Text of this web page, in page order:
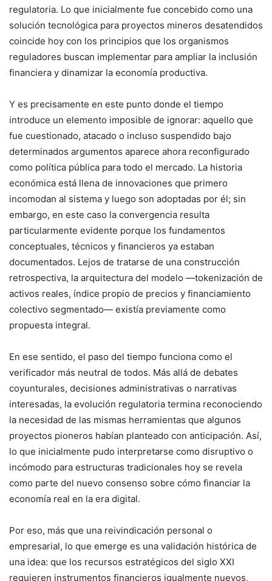
regulatoria. Lo que inicialmente fue concebido como una
solución tecnológica para proyectos mineros desatendidos
coincide hoy con los principios que los organismos
reguladores buscan implementar para ampliar la inclusión
financiera y dinamizar la economía productiva.
Y es precisamente en este punto donde el tiempo
introduce un elemento imposible de ignorar: aquello que
fue cuestionado, atacado o incluso suspendido bajo
determinados argumentos aparece ahora reconfigurado
como política pública para todo el mercado. La historia
económica está llena de innovaciones que primero
incomodan al sistema y luego son adoptadas por él; sin
embargo, en este caso la convergencia resulta
particularmente evidente porque los fundamentos
conceptuales, técnicos y financieros ya estaban
documentados. Lejos de tratarse de una construcción
retrospectiva, la arquitectura del modelo —tokenización de
activos reales, índice propio de precios y financiamiento
colectivo segmentado— existía previamente como
propuesta integral.
En ese sentido, el paso del tiempo funciona como el
verificador más neutral de todos. Más allá de debates
coyunturales, decisiones administrativas o narrativas
interesadas, la evolución regulatoria termina reconociendo
la necesidad de las mismas herramientas que algunos
proyectos pioneros habían planteado con anticipación. Así,
lo que inicialmente pudo interpretarse como disruptivo o
incómodo para estructuras tradicionales hoy se revela
como parte del nuevo consenso sobre cómo financiar la
economía real en la era digital.
Por eso, más que una reivindicación personal o
empresarial, lo que emerge es una validación histórica de
una idea: que los recursos estratégicos del siglo XXI
requieren instrumentos financieros igualmente nuevos,